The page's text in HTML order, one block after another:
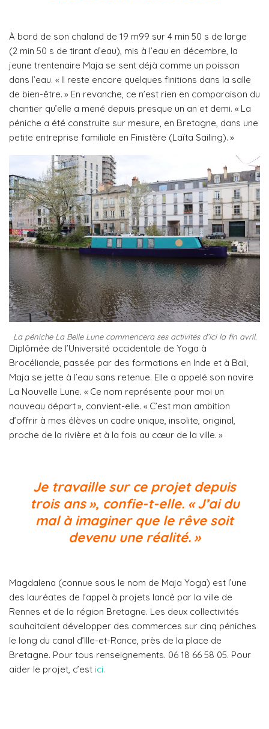
À bord de son chaland de 19 m99 sur 4 min 50 s de large
(2 min 50 s de tirant d’eau), mis à l’eau en décembre, la
jeune trentenaire Maja se sent déjà comme un poisson
dans l’eau. « Il reste encore quelques finitions dans la salle
de bien-être. » En revanche, ce n’est rien en comparaison du
chantier qu’elle a mené depuis presque un an et demi. « La
péniche a été construite sur mesure, en Bretagne, dans une
petite entreprise familiale en Finistère (Laïta Sailing). »
La péniche La Belle Lune commencera ses activités d’ici la fin avril.
Diplômée de l’Université occidentale de Yoga à
Brocéliande, passée par des formations en Inde et à Bali,
Maja se jette à l’eau sans retenue. Elle a appelé son navire
La Nouvelle Lune. « Ce nom représente pour moi un
nouveau départ », convient-elle. « C’est mon ambition
d’offrir à mes élèves un cadre unique, insolite, original,
proche de la rivière et à la fois au cœur de la ville. »
Je travaille sur ce projet depuis
trois ans », confie-t-elle. « J’ai du
mal à imaginer que le rêve soit
devenu une réalité. »
Magdalena (connue sous le nom de Maja Yoga) est l’une
des lauréates de l’appel à projets lancé par la ville de
Rennes et de la région Bretagne. Les deux collectivités
souhaitaient développer des commerces sur cinq péniches
le long du canal d’Ille-et-Rance, près de la place de
Bretagne. Pour tous renseignements. 06 18 66 58 05. Pour
aider le projet, c’est ici.